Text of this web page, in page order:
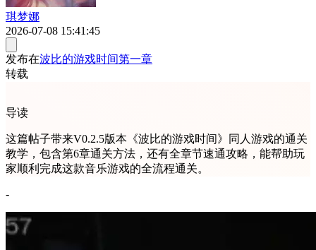
琪梦娜
2026-07-08 15:41:45
发布在波比的游戏时间第一章
转载
导读
这篇帖子带来V0.2.5版本《波比的游戏时间》同人游戏的通关
教学，包含第6章通关方法，还有全章节速通攻略，能帮助玩
家顺利完成这款音乐游戏的全流程通关。
-